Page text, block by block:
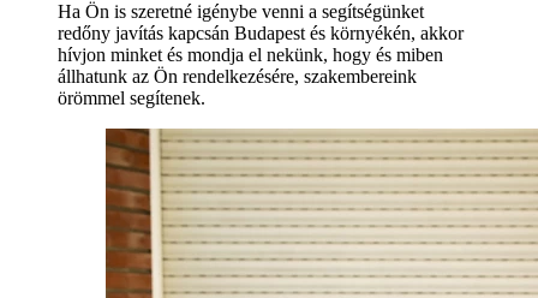
Ha Ön is szeretné igénybe venni a segítségünket
redőny javítás kapcsán Budapest és környékén, akkor
hívjon minket és mondja el nekünk, hogy és miben
állhatunk az Ön rendelkezésére, szakembereink
örömmel segítenek.